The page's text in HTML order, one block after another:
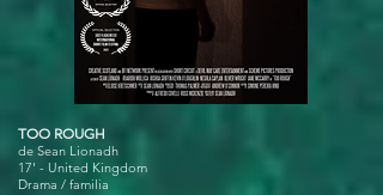
TOO ROUGH
de Sean Lionadh
17' - United Kingdom
Drama / familia